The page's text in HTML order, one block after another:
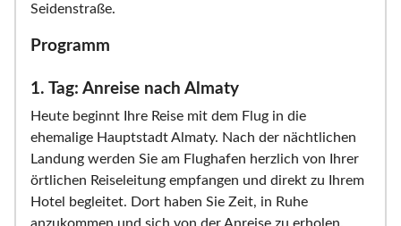
Seidenstraße.
Programm
1. Tag: Anreise nach Almaty
Heute beginnt Ihre Reise mit dem Flug in die
ehemalige Hauptstadt Almaty. Nach der nächtlichen
Landung werden Sie am Flughafen herzlich von Ihrer
örtlichen Reiseleitung empfangen und direkt zu Ihrem
Hotel begleitet. Dort haben Sie Zeit, in Ruhe